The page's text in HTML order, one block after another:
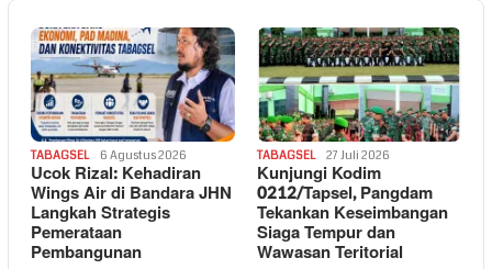
TABAGSEL 6 Agustus 2026
Ucok Rizal: Kehadiran
Wings Air di Bandara JHN
Langkah Strategis
Pemerataan
Pembangunan
TABAGSEL 27 Juli 2026
Kunjungi Kodim
0212/Tapsel, Pangdam
Tekankan Keseimbangan
Siaga Tempur dan
Wawasan Teritorial